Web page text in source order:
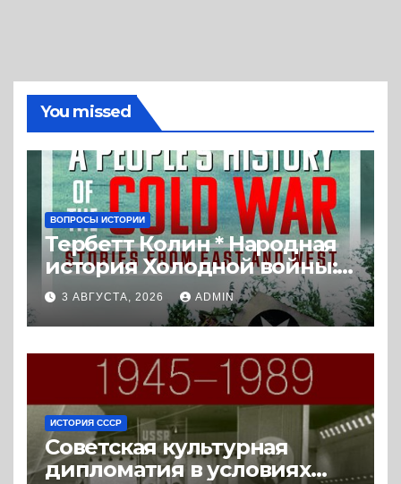
You missed
ВОПРОСЫ ИСТОРИИ
Тербетт Колин * Народная
история Холодной войны:
истории с Востока и Запада
(2023) * Реферат книги
3 АВГУСТА, 2026 ADMIN
ИСТОРИЯ СССР
Советская культурная
дипломатия в условиях